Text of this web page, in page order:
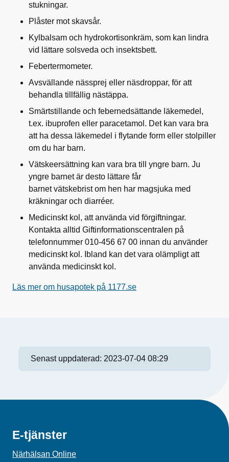
stukningar.
Plåster mot skavsår.
Kylbalsam och hydrokortisonkräm, som kan lindra
vid lättare solsveda och insektsbett.
Febertermometer.
Avsvällande nässprej eller näsdroppar, för att
behandla tillfällig nästäppa.
Smärtstillande och febernedsättande läkemedel,
t.ex. ibuprofen eller paracetamol. Det kan vara bra
att ha dessa läkemedel i flytande form eller stolpiller
om du har barn.
Vätskeersättning kan vara bra till yngre barn. Ju
yngre barnet är desto lättare får
barnet vätskebrist om hen har magsjuka med
kräkningar och diarréer.
Medicinskt kol, att använda vid förgiftningar.
Kontakta alltid Giftinformationscentralen på
telefonnummer 010-456 67 00 innan du använder
medicinskt kol. Ibland kan det vara olämpligt att
använda medicinskt kol.
Läs mer om husapotek på 1177.se
Senast uppdaterad: 2023-07-04 08:29
E-tjänster
Närhälsan Online